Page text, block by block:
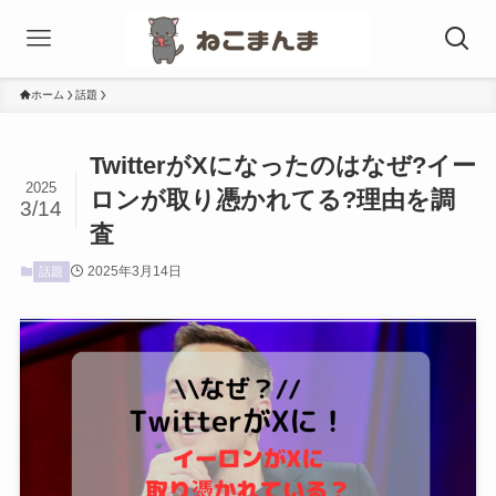
ホーム 話題
TwitterがXになったのはなぜ?イー
ロンが取り憑かれてる?理由を調
査
2025
3/14
話題 2025年3月14日